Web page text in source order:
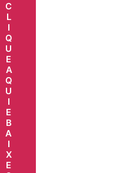
C
L
I
Q
U
E
A
Q
U
I
E
B
A
I
X
E